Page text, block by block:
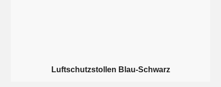
Luftschutzstollen Blau-Schwarz